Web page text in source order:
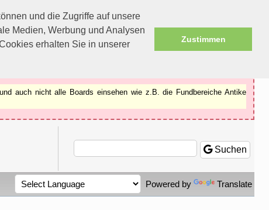
und die Zugriffe auf unsere
Medien, Werbung und Analysen
erhalten Sie in unserer
Zustimmen
auch nicht alle Boards einsehen wie z.B. die Fundbereiche Antike
Suchen
Powered by Translate